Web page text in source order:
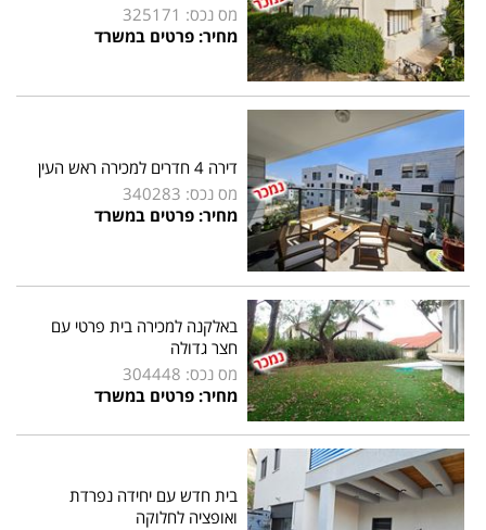
מס נכס: 325171
מחיר: פרטים במשרד
דירה 4 חדרים למכירה ראש העין
מס נכס: 340283
מחיר: פרטים במשרד
באלקנה למכירה בית פרטי עם
חצר גדולה
מס נכס: 304448
מחיר: פרטים במשרד
בית חדש עם יחידה נפרדת
ואופציה לחלוקה